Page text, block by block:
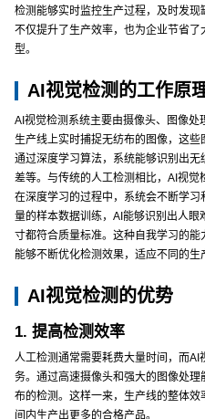
检测能够实时监控生产过程，及时发
不仅提升了生产效率，也为企业节省
型。
AI视觉检测的工作原
AI视觉检测系统主要由摄像头、图像
生产线上实时捕捉无纺布的图像，这些
通过深度学习算法，系统能够识别出
差等。与传统的人工检测相比，AI视觉
在深度学习的过程中，系统会不断学
量的样本数据训练，AI能够识别出人
寸都符合质量标准。这种自我学习的能
能够不断优化检测效果，适应不同的生
AI视觉检测的优势
1. 提高检测效率
人工检测通常需要耗费大量时间，而
务。通过高速摄像头和强大的图像处
布的检测。这样一来，生产线的整体
间内生产出更多的合格产品。